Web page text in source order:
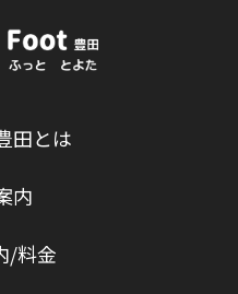
田とは
内
/料金